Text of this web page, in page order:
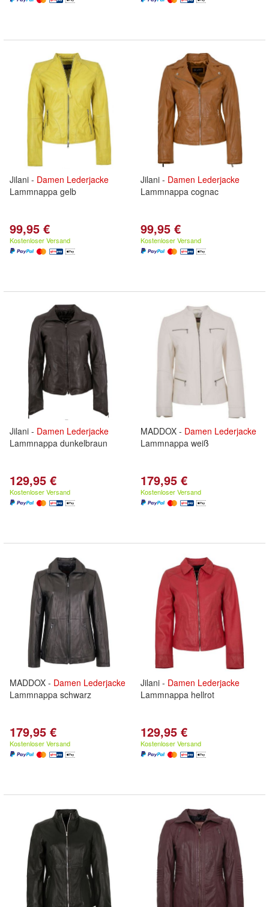
Jilani - Damen Lederjacke
Lammnappa gelb
99,95 €
Kostenloser Versand
Jilani - Damen Lederjacke
Lammnappa cognac
99,95 €
Kostenloser Versand
Jilani - Damen Lederjacke
Lammnappa dunkelbraun
129,95 €
Kostenloser Versand
MADDOX - Damen Lederjacke
Lammnappa weiß
179,95 €
Kostenloser Versand
MADDOX - Damen Lederjacke
Lammnappa schwarz
179,95 €
Kostenloser Versand
Jilani - Damen Lederjacke
Lammnappa hellrot
129,95 €
Kostenloser Versand